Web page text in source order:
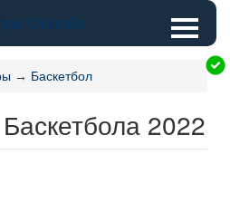
→ Баскетбол
2022